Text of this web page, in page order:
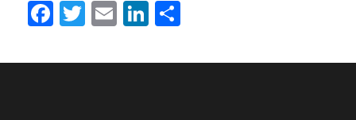
Facebook
Twitter
EmailLinkedIn